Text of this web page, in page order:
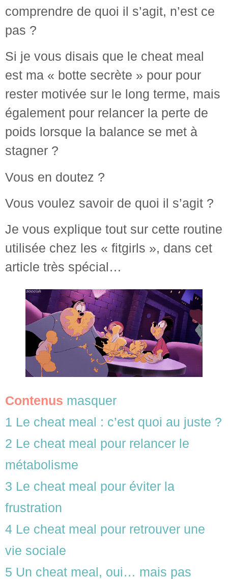
comprendre de quoi il s’agit, n’est ce
pas ?
Si je vous disais que le cheat meal
est ma « botte secrète » pour pour
rester motivée sur le long terme, mais
également pour relancer la perte de
poids lorsque la balance se met à
stagner ?
Vous en doutez ?
Vous voulez savoir de quoi il s’agit ?
Je vous explique tout sur cette routine
utilisée chez les « fitgirls », dans cet
article très spécial…
Contenus masquer
1 Le cheat meal : c’est quoi au juste ?
2 Le cheat meal pour relancer le
métabolisme
3 Le cheat meal pour éviter la
frustration
4 Le cheat meal pour retrouver une
vie sociale
5 Un cheat meal, oui… mais pas